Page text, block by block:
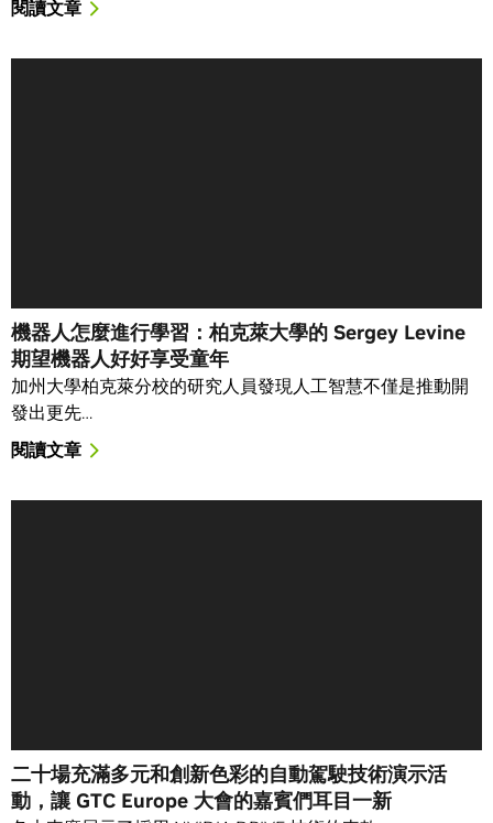
閱讀文章
機器人怎麼進行學習：柏克萊大學的 Sergey Levine
期望機器人好好享受童年
加州大學柏克萊分校的研究人員發現人工智慧不僅是推動開
發出更先…
閱讀文章
二十場充滿多元和創新色彩的自動駕駛技術演示活
動，讓 GTC Europe 大會的嘉賓們耳目一新